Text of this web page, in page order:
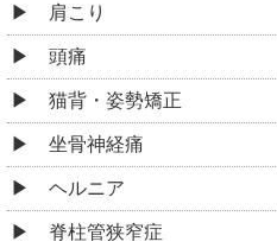
肩こり
頭痛
猫背・姿勢矯正
坐骨神経痛
ヘルニア
脊柱管狭窄症